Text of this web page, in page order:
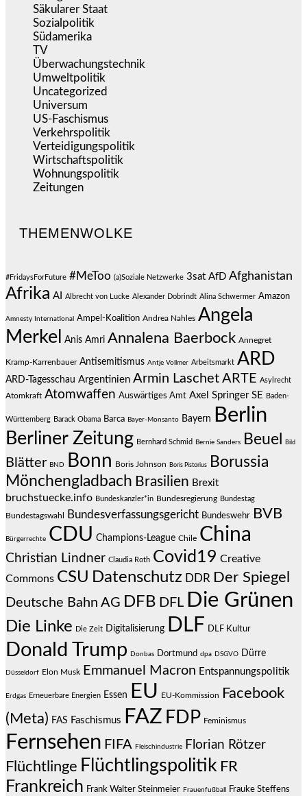
Säkularer Staat
Sozialpolitik
Südamerika
TV
Überwachungstechnik
Umweltpolitik
Uncategorized
Universum
US-Faschismus
Verkehrspolitik
Verteidigungspolitik
Wirtschaftspolitik
Wohnungspolitik
Zeitungen
THEMENWOLKE
#FridaysForFuture #MeToo (a)Soziale Netzwerke 3sat AfD Afghanistan
Afrika AI Albrecht von Lucke Alexander Dobrindt Alina Schwermer Amazon
Amnesty International Ampel-Koalition Andrea Nahles Angela
Merkel
Anis Amri Annalena Baerbock Annegret
Kramp-Karrenbauer Antisemitismus Antje Vollmer Arbeitsmarkt ARD
ARD-Tagesschau Argentinien Armin Laschet ARTE Asylrecht
Atomkraft Atomwaffen Auswärtiges Amt Axel Springer SE Baden-
Württemberg Barack Obama Barca Bayer-Monsanto Bayern Berlin
Berliner Zeitung Bernhard Schmid Bernie Sanders Beuel Bild
Blätter BND Bonn Boris Johnson Boris Pistorius
Borussia
Mönchengladbach Brasilien Brexit
bruchstuecke.info Bundeskanzler*in Bundesregierung Bundestag
Bundestagswahl Bundesverfassungsgericht Bundeswehr BVB
Bürgerrechte CDU Champions-League Chile China
Christian Lindner Claudia Roth Covid19 Creative
Commons CSU Datenschutz DDR Der Spiegel
Deutsche Bahn AG DFB DFL Die Grünen
Die Linke Die Zeit Digitalisierung DLF DLF Kultur
Donald Trump Donbas Dortmund dpa DSGVO Dürre
Düsseldorf Elon Musk Emmanuel Macron Entspannungspolitik
Erdgas Erneuerbare Energien Essen EU EU-Kommission
Facebook
(Meta) FAS Faschismus FAZ FDP Feminismus
Fernsehen FIFA Fleischindustrie Florian Rötzer
Flüchtlinge Flüchtlingspolitik FR
Frankreich Frank Walter Steinmeier Frauenfußball Frauke Steffens